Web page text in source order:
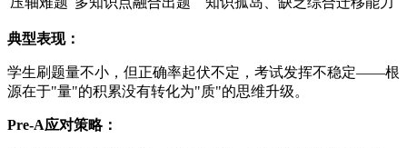
典型表现：
学生刷题量不小，但正确率起伏不定，考试发挥不稳定——根
源在于"量"的积累没有转化为"质"的思维升级。
Pre-A应对策略：